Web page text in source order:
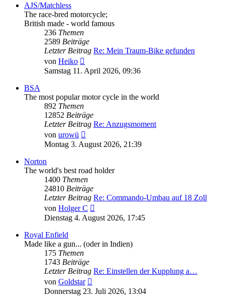
AJS/Matchless
The race-bred motorcycle;
British made - world famous
236 Themen
2589 Beiträge
Letzter Beitrag Re: Mein Traum-Bike gefunden
von Heiko
Beitrag
Samstag 11. April 2026, 09:36
BSA
The most popular motor cycle in the world
892 Themen
12852 Beiträge
Letzter Beitrag Re: Anzugsmoment
von urowü
Beitrag
Montag 3. August 2026, 21:39
Norton
The world's best road holder
1400 Themen
24810 Beiträge
Letzter Beitrag Re: Commando-Umbau auf 18 Zoll
von Holger C
Beitrag
Dienstag 4. August 2026, 17:45
Royal Enfield
Made like a gun... (oder in Indien)
175 Themen
1743 Beiträge
Letzter Beitrag Re: Einstellen der Kupplung a…
von Goldstar
Beitrag
Donnerstag 23. Juli 2026, 13:04